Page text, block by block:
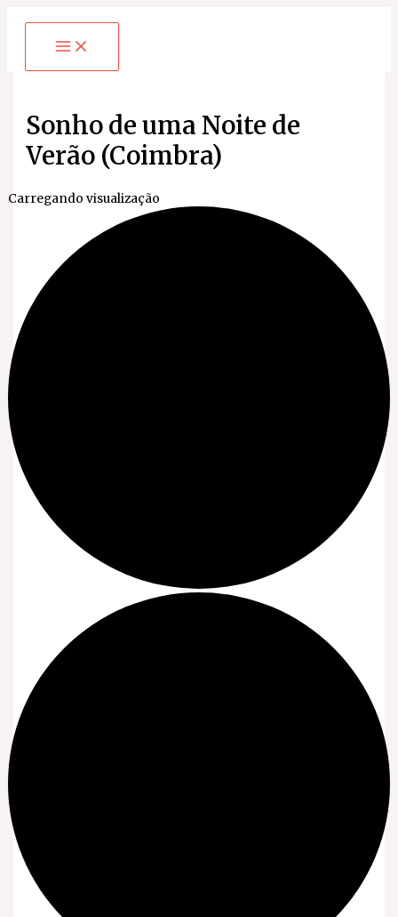
para
conteúdo
Sonho de uma Noite de
Verão (Coimbra)
Carregando visualização